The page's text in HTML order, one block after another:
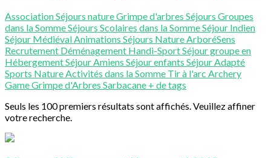
AssociationSéjours natureGrimpe d'arbres Séjours Groupes
dans la SommeSéjours Scolaires dans la SommeSéjour Indien
Séjour MédiévalAnimations Séjours NatureArboréSens
Recrutement Déménagement Handi-SportSéjour groupe en
HébergementSéjour Amiens Séjour enfants Séjour Adapté
Sports NatureActivités dans la Somme Tir à l'arc Archery
GameGrimpe d'Arbres Sarbacane + de tags
Seuls les 100 premiers résultats sont affichés. Veuillez affiner
votre recherche.